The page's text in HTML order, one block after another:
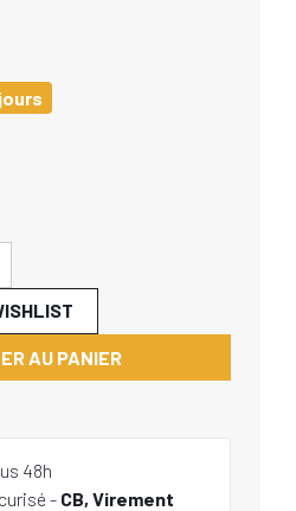
AU PANIER
48h
- CB, Virement